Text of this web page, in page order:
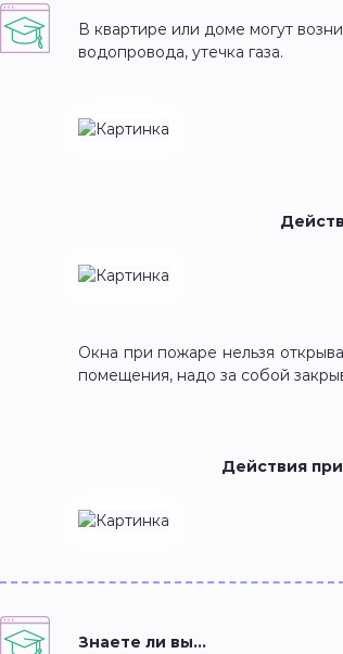
В квартире или доме могут
водопровода, утечка газа.
Окна при пожаре нельзя
помещения, надо за собой
Действия
Знаете ли вы…